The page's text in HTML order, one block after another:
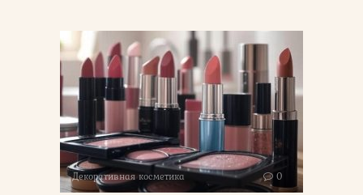
Декоративная косметика 0